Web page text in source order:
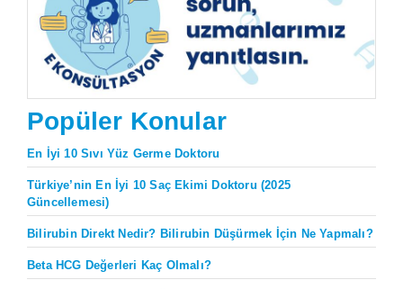
Popüler Konular
En İyi 10 Sıvı Yüz Germe Doktoru
Türkiye’nin En İyi 10 Saç Ekimi Doktoru (2025
Güncellemesi)
Bilirubin Direkt Nedir? Bilirubin Düşürmek İçin Ne Yapmalı?
Beta HCG Değerleri Kaç Olmalı?